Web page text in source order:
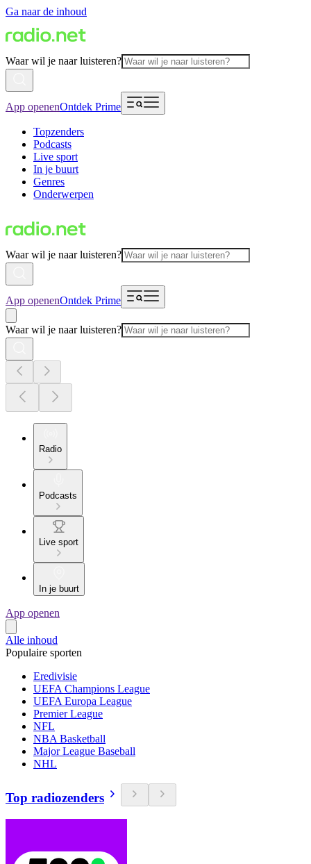
Ga naar de inhoud
Waar wil je naar luisteren?
App openenOntdek Prime
Topzenders
Podcasts
Live sport
In je buurt
Genres
Onderwerpen
Waar wil je naar luisteren?
App openenOntdek Prime
Waar wil je naar luisteren?
Radio
Podcasts
Live sport
In je buurt
App openen
Alle inhoud
Populaire sporten
Eredivisie
UEFA Champions League
UEFA Europa League
Premier League
NFL
NBA Basketball
Major League Baseball
NHL
Top radiozenders